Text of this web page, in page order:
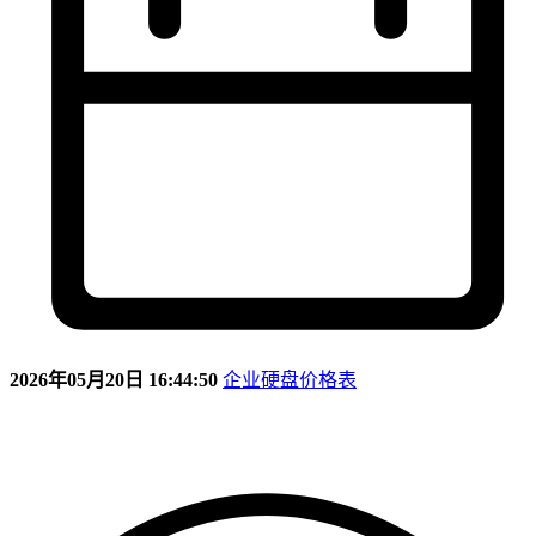
2026年05月20日 16:44:50 企业硬盘价格表